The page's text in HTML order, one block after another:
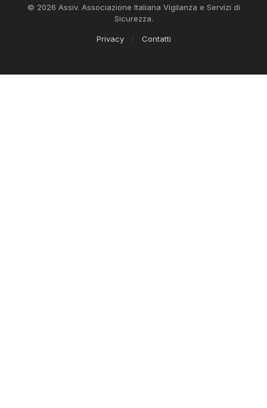
© 2026 Assiv. Associazione Italiana Vigilanza e Servizi di
Sicurezza.
Privacy Contatti